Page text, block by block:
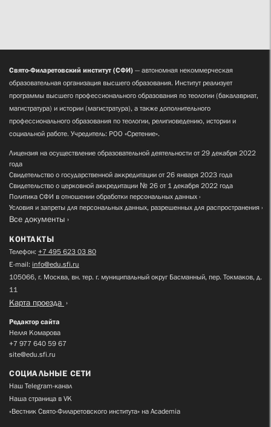
Свято-Филаретовский институт (СФИ) — автономная некоммерческая
образовательная организация высшего образования. Институт реализует
программы высшего профессионального образования по теологии (бакалавриат,
магистратура) и истории (магистратура), а также дополнительного
профессионального образования по теологии, религиоведению, истории и
социальной работе. Учредитель: РОО «Сретение».
Лицензия на осуществление образовательной деятельности от 29 декабря 2022
года
Свидетельство о государственной аккредитации от 26 января 2023 года
Свидетельство о церковной аккредитации № 26 от 1 декабря 2022 года
Политика СФИ в отношении обработки персональных данных
Условия и запреты для персональных данных, разрешенных для распространения
Все документы
КОНТАКТЫ
Телефон: +7 495 623 03 80
E-mail: info@edu.sfi.ru
105066, г. Москва, вн. тер. г. муниципальный округ Басманный, пер. Токмаков, д.
11
Карта проезда
Редактор сайта
Нелля Комарова
+7 977 640 59 67
site@edu.sfi.ru
СОЦИАЛЬНЫЕ СЕТИ
Наш Telegram-канал
Наша страница в VK
«Вестник Свято-Филаретовского института» на Academia